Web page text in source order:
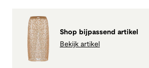
Shop bijpassend artikel
Bekijk artikel